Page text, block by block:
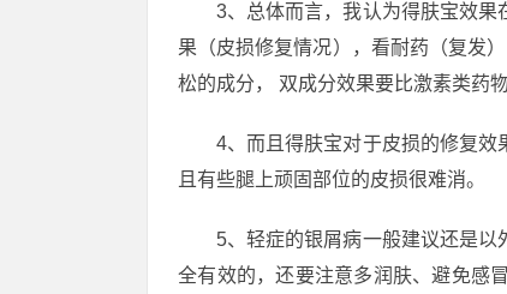
3、总体而言，我认为得肤宝效
果（皮损修复情况），看耐药（复发
松的成分， 双成分效果要比激素类药
4、而且得肤宝对于皮损的修复效
且有些腿上顽固部位的皮损很难消。
5、轻症的银屑病一般建议还是
全有效的，还要注意多润肤、避免感